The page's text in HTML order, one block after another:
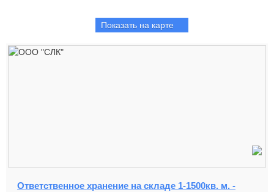
Показать на карте
Ответственное хранение на складе 1-1500кв. м. -